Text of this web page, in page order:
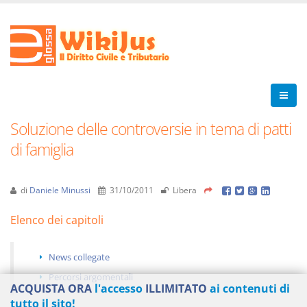
Soluzione delle controversie in tema di patti
di famiglia
di Daniele Minussi 31/10/2011 Libera
Elenco dei capitoli
News collegate
Percorsi argomentali
ACQUISTA ORA l'accesso ILLIMITATO ai contenuti di
tutto il sito!